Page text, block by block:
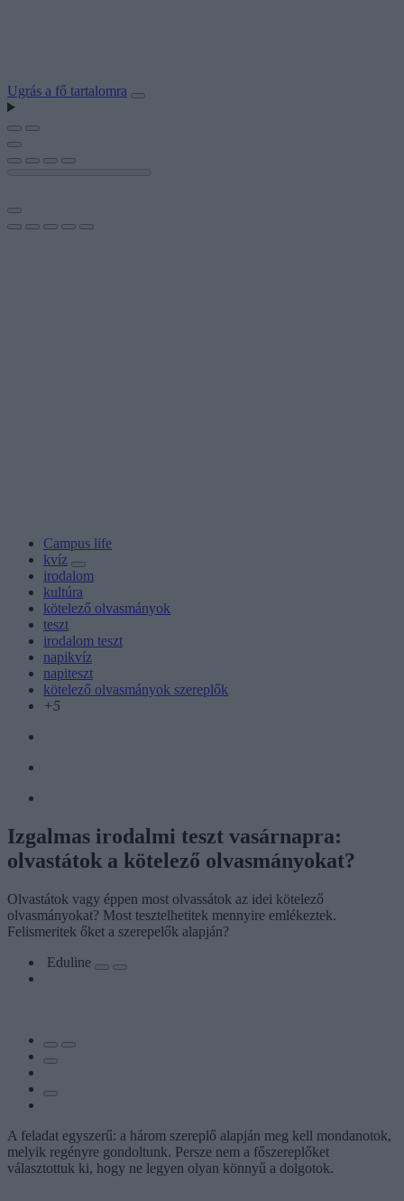
Ugrás a fő tartalomra
Campus life
kvíz
irodalom
kultúra
kötelező olvasmányok
teszt
irodalom teszt
napikvíz
napiteszt
kötelező olvasmányok szereplők
+5
Izgalmas irodalmi teszt vasárnapra:
olvastátok a kötelező olvasmányokat?
Olvastátok vagy éppen most olvassátok az idei kötelező
olvasmányokat? Most tesztelhetitek mennyire emlékeztek.
Felismeritek őket a szerepelők alapján?
Eduline
A feladat egyszerű: a három szereplő alapján meg kell mondanotok,
melyik regényre gondoltunk. Persze nem a főszereplőket
választottuk ki, hogy ne legyen olyan könnyű a dolgotok.